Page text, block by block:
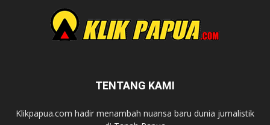
TENTANG KAMI
Klikpapua.com hadir menambah nuansa baru dunia jurnalistik